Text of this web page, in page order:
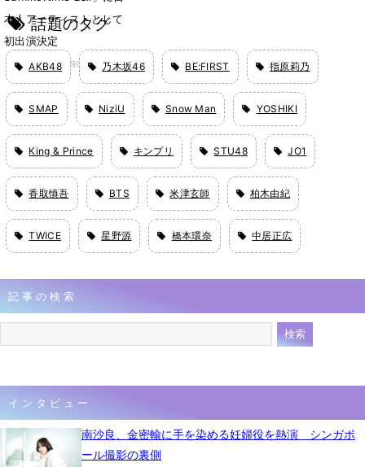
本人アーティストとして
初出演決定
4月30日 07時00分
話題のタグ
AKB48 乃木坂46 BE:FIRST 指原莉乃
SMAP NiziU Snow Man YOSHIKI
King & Prince キンプリ STU48 JO1
香取慎吾 BTS 米津玄師 柏木由紀
TWICE 星野源 橋本環奈 中居正広
記事の検索
インタビュー
南沙良、金密輸に手を染める妊婦役を熱演 シンガポ
ール撮影の裏側